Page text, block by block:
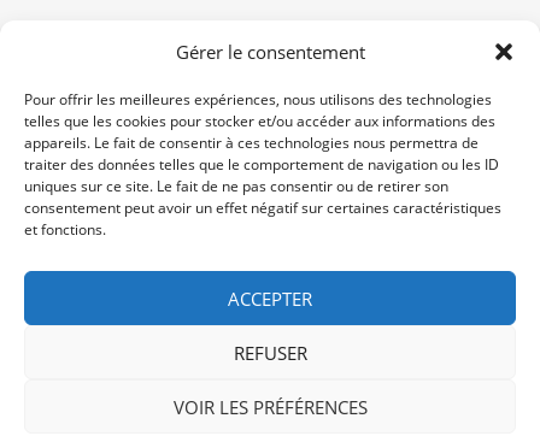
Gérer le consentement
Pour offrir les meilleures expériences, nous utilisons des technologies
telles que les cookies pour stocker et/ou accéder aux informations des
appareils. Le fait de consentir à ces technologies nous permettra de
traiter des données telles que le comportement de navigation ou les ID
uniques sur ce site. Le fait de ne pas consentir ou de retirer son
consentement peut avoir un effet négatif sur certaines caractéristiques
et fonctions.
ACCEPTER
REFUSER
VOIR LES PRÉFÉRENCES
2 Cours de l'Yser 33800
Bordeaux
Lun-Samedi: 10:00 -19:00
Non Stop
/ /